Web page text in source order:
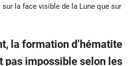
la face visible de la Lune que sur
la formation d’hématite
pas impossible selon les